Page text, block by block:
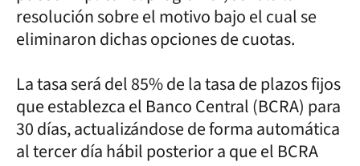
resolución sobre el motivo bajo el cual se
eliminaron dichas opciones de cuotas.
La tasa será del 85% de la tasa de plazos fijos
que establezca el Banco Central (BCRA) para
30 días, actualizándose de forma automática
al tercer día hábil posterior a que el BCRA